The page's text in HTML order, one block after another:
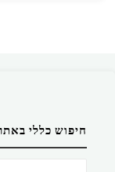
חיפוש כללי